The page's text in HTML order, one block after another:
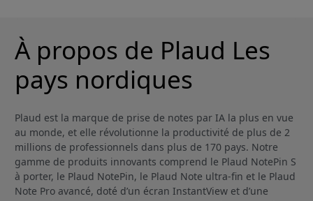
À propos de Plaud Les
pays nordiques
Plaud est la marque de prise de notes par IA la plus en vue
au monde, et elle révolutionne la productivité de plus de 2
millions de professionnels dans plus de 170 pays. Notre
gamme de produits innovants comprend le Plaud NotePin S
à porter, le Plaud NotePin, le Plaud Note ultra-fin et le Plaud
Note Pro avancé, doté d’un écran InstantView et d’une